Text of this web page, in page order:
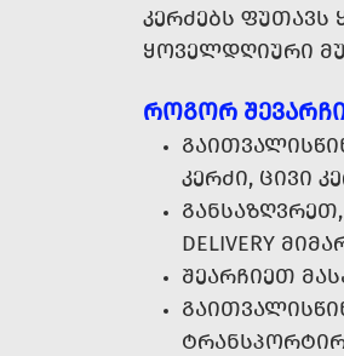
ᲙᲔᲠᲫᲔᲑᲡ ᲤᲣᲗᲐᲕᲡ
ᲧᲝᲕᲔᲚᲓᲦᲘᲣᲠᲘ
ᲠᲝᲒᲝᲠ
ᲙᲔᲠᲫᲘ, ᲪᲘᲕᲘ
DELIVERY
ᲨᲔᲐᲠᲩᲘᲔᲗ